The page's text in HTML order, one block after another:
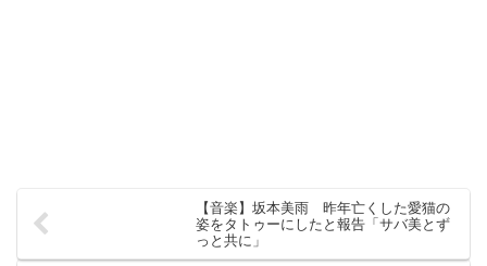
【音楽】坂本美雨 昨年亡くした愛猫の
姿をタトゥーにしたと報告「サバ美とず
っと共に」